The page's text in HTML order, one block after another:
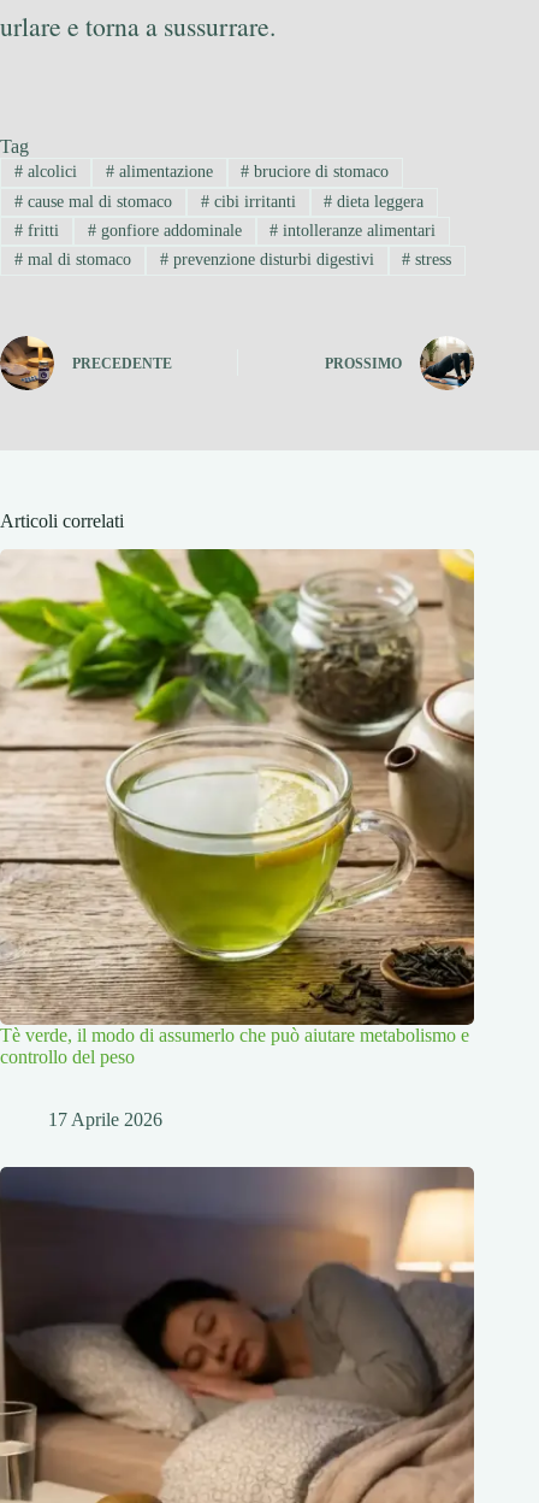
urlare e torna a sussurrare.
Tag
#alcolici #alimentazione # bruciore di stomaco
#cause mal di stomaco #cibi irritanti # dieta leggera
#fritti #gonfiore addominale # intolleranze alimentari
#mal di stomaco #prevenzione disturbi digestivi # stress
PRECEDENTE PROSSIMO
Articoli correlati
Tè verde, il modo di assumerlo che può aiutare metabolismo e
controllo del peso
17 Aprile 2026